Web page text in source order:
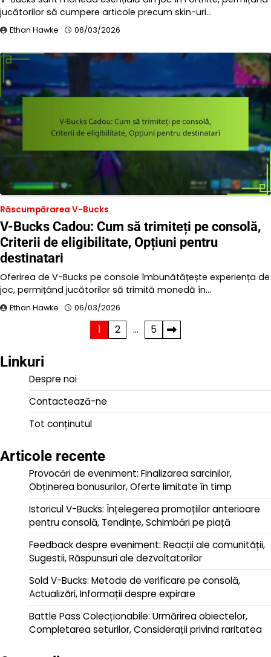
jucătorilor să cumpere articole precum skin-uri…
Ethan Hawke 06/03/2026
Răscumpărarea V-Bucks
V-Bucks Cadou: Cum să trimiteți pe consolă,
Criterii de eligibilitate, Opțiuni pentru
destinatari
Oferirea de V-Bucks pe console îmbunătățește experiența de
joc, permițând jucătorilor să trimită monedă în…
Ethan Hawke 06/03/2026
pagination
1 2 … 5
Linkuri
Despre noi
Contactează-ne
Tot conținutul
Articole recente
Provocări de eveniment: Finalizarea sarcinilor,
Obținerea bonusurilor, Oferte limitate în timp
Istoricul V-Bucks: Înțelegerea promoțiilor anterioare
pentru consolă, Tendințe, Schimbări pe piață
Feedback despre eveniment: Reacții ale comunității,
Sugestii, Răspunsuri ale dezvoltatorilor
Sold V-Bucks: Metode de verificare pe consolă,
Actualizări, Informații despre expirare
Battle Pass Colecționabile: Urmărirea obiectelor,
Completarea seturilor, Considerații privind raritatea